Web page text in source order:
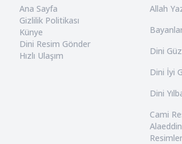
Ana Sayfa
Gizlilik Politikası
Künye
Dini Resim Gönder
Hızlı Ulaşım
Allah
Dini
Dini İyi
Dini
Cami